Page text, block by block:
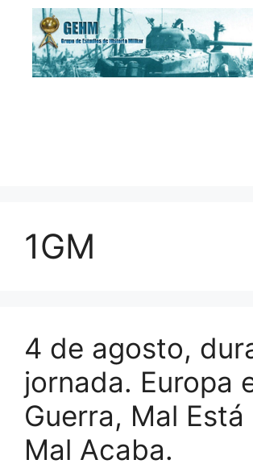
Saltar
contenido
1GM
4 de agosto,
jornada. Europa
Guerra, Mal
Mal Acaba.